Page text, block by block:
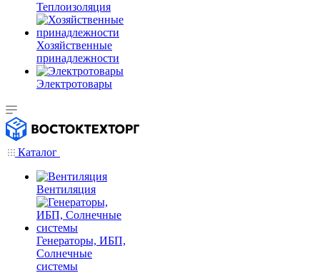
Теплоизоляция
Хозяйственные
принадлежности
Электротовары
Каталог
Вентиляция
Генераторы, ИБП,
Солнечные
системы